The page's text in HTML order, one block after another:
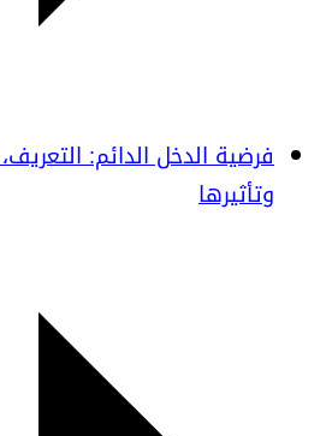
فرضية الدخل الدائم:
وتأثيرها